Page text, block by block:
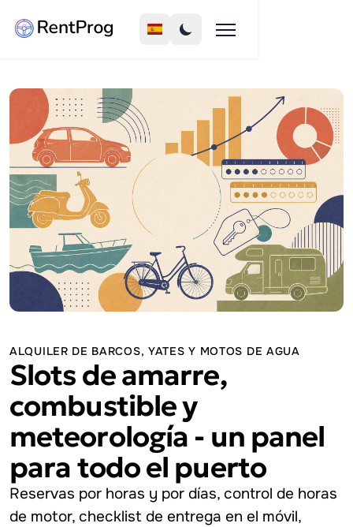
ALQUILER DE BARCOS, YATES Y MOTOS DE AGUA
Slots de amarre,
combustible y
meteorología - un panel
para todo el puerto
Reservas por horas y por días, control de horas
de motor, checklist de entrega en el móvil,